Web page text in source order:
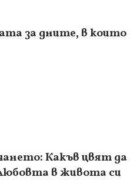
за дните, в които
Какъв цвят да
в живота си